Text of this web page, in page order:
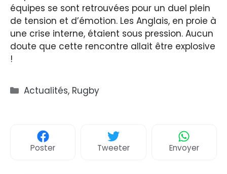
équipes se sont retrouvées pour un duel plein
de tension et d’émotion. Les Anglais, en proie à
une crise interne, étaient sous pression. Aucun
doute que cette rencontre allait être explosive
!
Catégories
Actualités, Rugby
Poster Tweeter Envoyer